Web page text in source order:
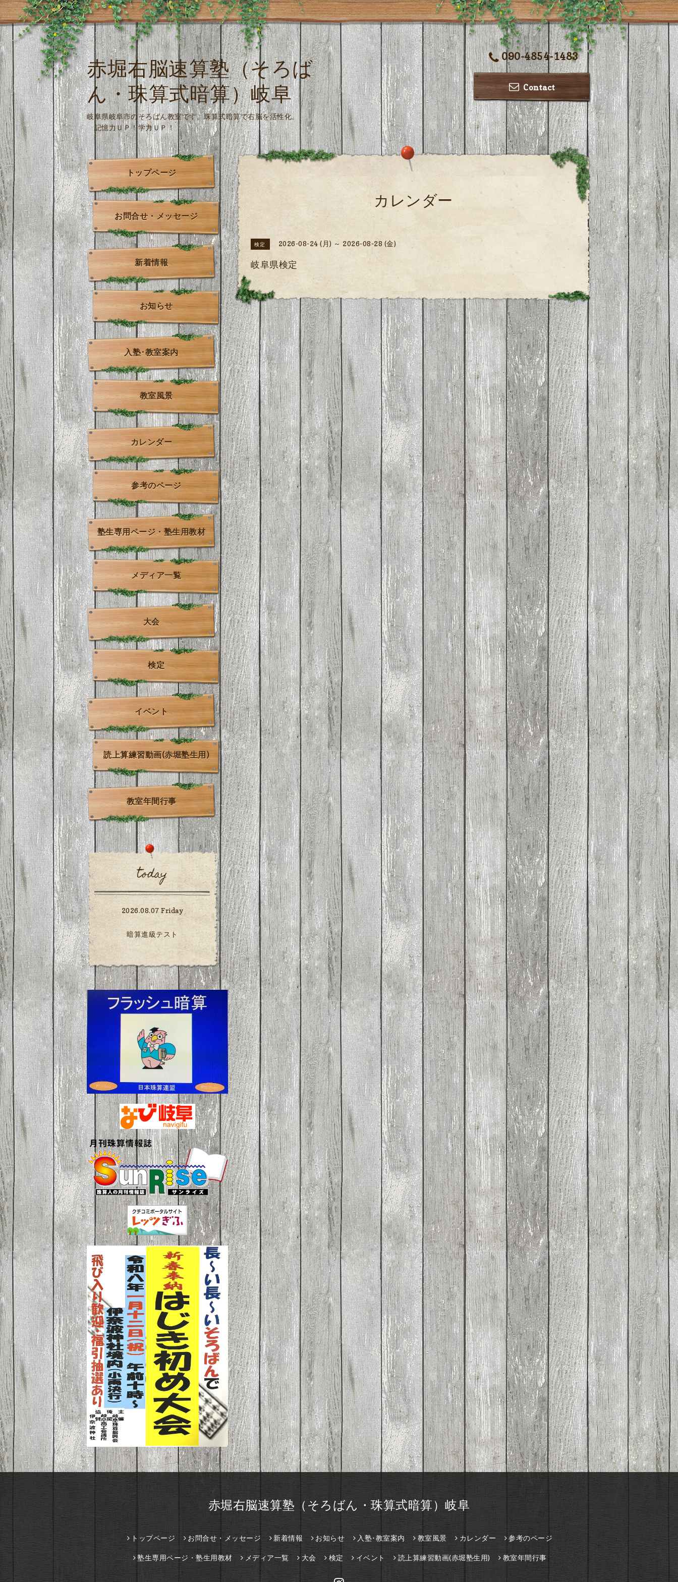
090-4854-1483
Contact
赤堀右脳速算塾（そろば
ん・珠算式暗算）岐阜
岐阜県岐阜市のそろばん教室です。珠算式暗算で右脳を活性化。
記憶力ＵＰ！学力ＵＰ！
カレンダー
検定 2026-08-24 (月) ～ 2026-08-28 (金)
岐阜県検定
トップページ
お問合せ・メッセージ
新着情報
お知らせ
入塾･教室案内
教室風景
カレンダー
参考のページ
塾生専用ページ・塾生用教材
メディア一覧
大会
検定
イベント
読上算練習動画(赤堀塾生用)
教室年間行事
today
2026.08.07 Friday
暗算進級テスト
赤堀右脳速算塾（そろばん・珠算式暗算）岐阜
トップページ お問合せ・メッセージ 新着情報 お知らせ 入塾･教室案内 教室風景 カレンダー 参考のページ
塾生専用ページ・塾生用教材 メディア一覧 大会 検定 イベント 読上算練習動画(赤堀塾生用) 教室年間行事